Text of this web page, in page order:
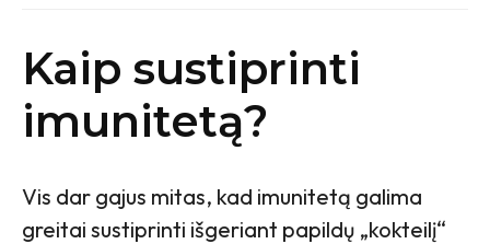
Kaip sustiprinti
imunitetą?
Vis dar gajus mitas, kad imunitetą galima
greitai sustiprinti išgeriant papildų „kokteilį“